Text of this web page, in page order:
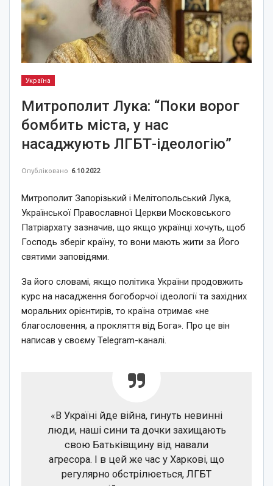
Україна
Митрополит Лука: “Поки ворог
бомбить міста, у нас
насаджують ЛГБТ-ідеологію”
Опубліковано 6.10.2022
Митрополит Запорізький і Мелітопольський Лука,
Української Православної Церкви Московського
Патріархату зазначив, що якщо українці хочуть, щоб
Господь зберіг країну, то вони мають жити за Його
святими заповідями.
За його словамі, якщо політика України продовжить
курс на насадження богоборчої ідеології та західних
моральних орієнтирів, то країна отримає «не
благословення, а прокляття від Бога». Про це він
написав у своєму Telegram-каналі.
«В Україні йде війна, гинуть невинні
люди, наші сини та дочки захищають
свою Батьківщину від навали
агресора. І в цей же час у Харкові, що
регулярно обстрілюється, ЛГБТ